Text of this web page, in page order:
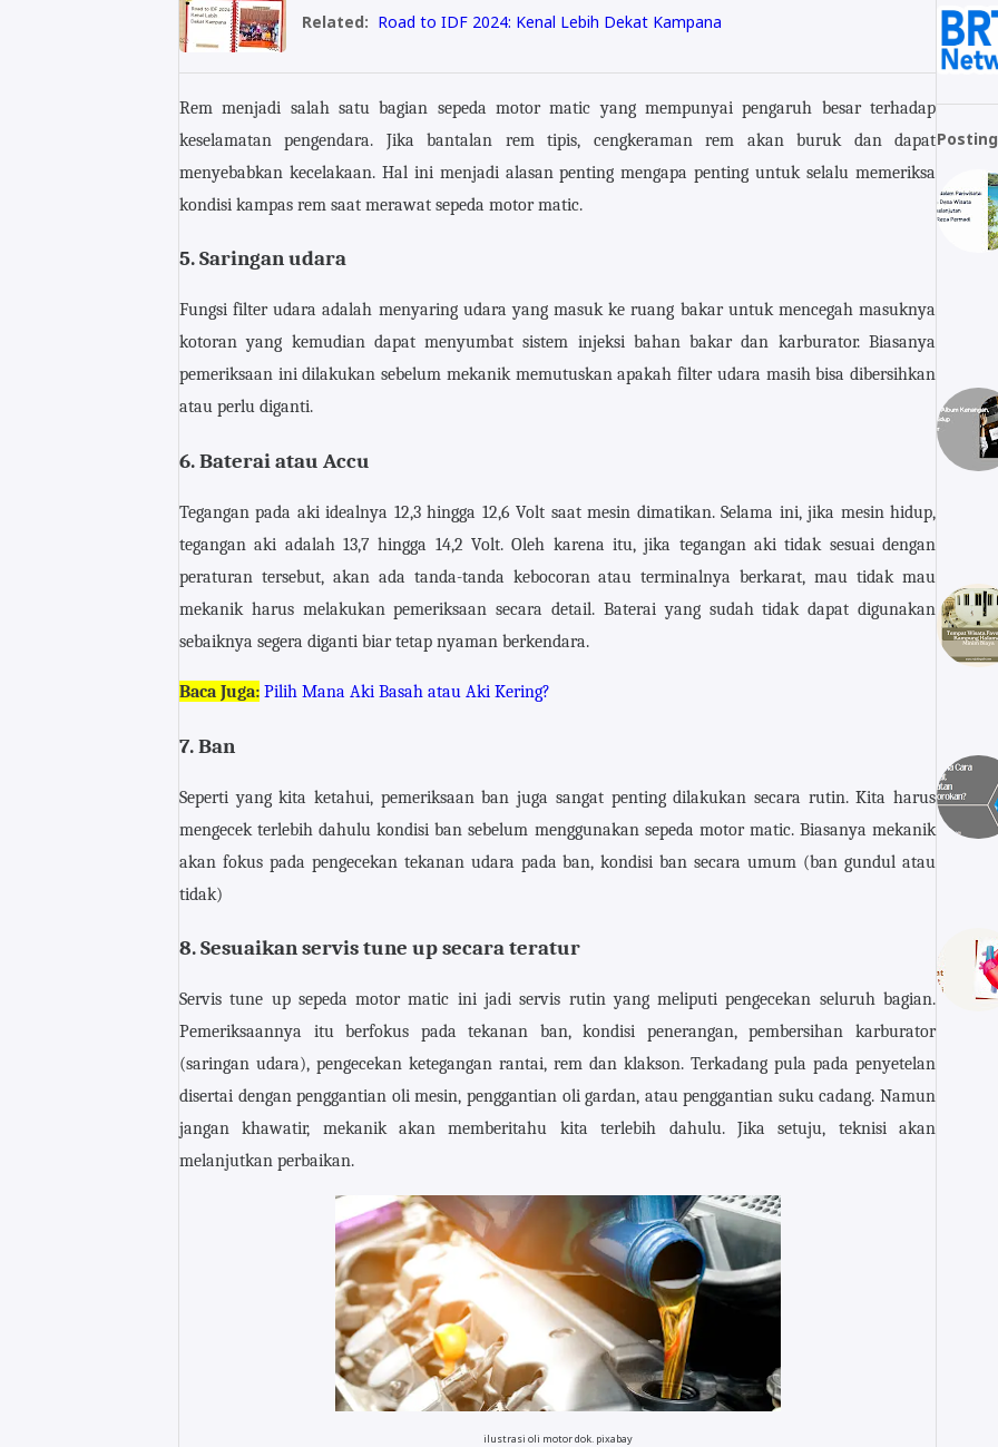
Related: Road to IDF 2024: Kenal Lebih Dekat Kampana
Rem menjadi salah satu bagian sepeda motor matic yang mempunyai pengaruh besar terhadap
keselamatan pengendara. Jika bantalan rem tipis, cengkeraman rem akan buruk dan dapat
menyebabkan kecelakaan. Hal ini menjadi alasan penting mengapa penting untuk selalu memeriksa
kondisi kampas rem saat merawat sepeda motor matic.
5. Saringan udara
Fungsi filter udara adalah menyaring udara yang masuk ke ruang bakar untuk mencegah masuknya
kotoran yang kemudian dapat menyumbat sistem injeksi bahan bakar dan karburator. Biasanya
pemeriksaan ini dilakukan sebelum mekanik memutuskan apakah filter udara masih bisa dibersihkan
atau perlu diganti.
6. Baterai atau Accu
Tegangan pada aki idealnya 12,3 hingga 12,6 Volt saat mesin dimatikan. Selama ini, jika mesin hidup,
tegangan aki adalah 13,7 hingga 14,2 Volt. Oleh karena itu, jika tegangan aki tidak sesuai dengan
peraturan tersebut, akan ada tanda-tanda kebocoran atau terminalnya berkarat, mau tidak mau
mekanik harus melakukan pemeriksaan secara detail. Baterai yang sudah tidak dapat digunakan
sebaiknya segera diganti biar tetap nyaman berkendara.
Baca Juga: Pilih Mana Aki Basah atau Aki Kering?
7. Ban
Seperti yang kita ketahui, pemeriksaan ban juga sangat penting dilakukan secara rutin. Kita harus
mengecek terlebih dahulu kondisi ban sebelum menggunakan sepeda motor matic. Biasanya mekanik
akan fokus pada pengecekan tekanan udara pada ban, kondisi ban secara umum (ban gundul atau
tidak)
8. Sesuaikan servis tune up secara teratur
Servis tune up sepeda motor matic ini jadi servis rutin yang meliputi pengecekan seluruh bagian.
Pemeriksaannya itu berfokus pada tekanan ban, kondisi penerangan, pembersihan karburator
(saringan udara), pengecekan ketegangan rantai, rem dan klakson. Terkadang pula pada penyetelan
disertai dengan penggantian oli mesin, penggantian oli gardan, atau penggantian suku cadang. Namun
jangan khawatir, mekanik akan memberitahu kita terlebih dahulu. Jika setuju, teknisi akan
melanjutkan perbaikan.
ilustrasi oli motor dok. pixabay